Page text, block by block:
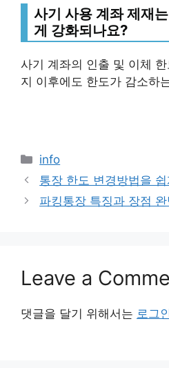
사기 사용 계좌 제재
게 강화되나요?
사기 계좌의 인출 및 이체
지 이후에도 한도가 감소하
Categories
info
통장 한도 변경방법을
파킹통장 특징과 장점
Leave a
댓글을 달기 위해서는 로그